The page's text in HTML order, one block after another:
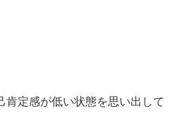
肯定感が低い状態を思い出して